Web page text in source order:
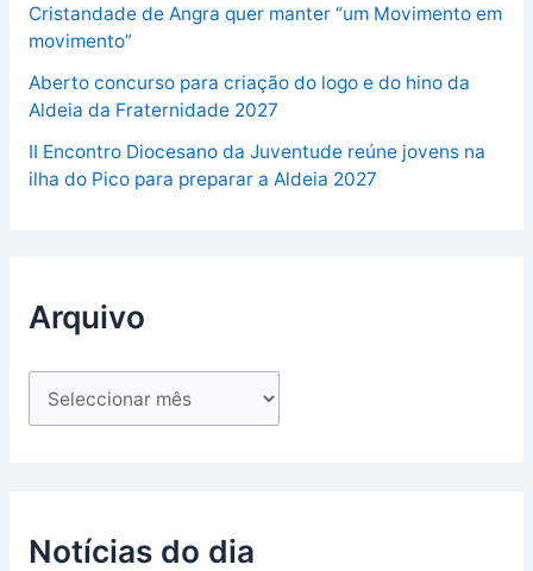
Cristandade de Angra quer manter “um Movimento em
movimento”
Aberto concurso para criação do logo e do hino da
Aldeia da Fraternidade 2027
II Encontro Diocesano da Juventude reúne jovens na
ilha do Pico para preparar a Aldeia 2027
Arquivo
Notícias do dia